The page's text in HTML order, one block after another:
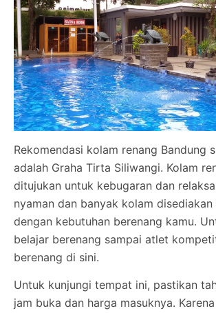
Rekomendasi kolam renang Bandung
adalah Graha Tirta Siliwangi. Kolam
ditujukan untuk kebugaran dan
nyaman dan banyak kolam disediakan
dengan kebutuhan berenang kamu.
belajar berenang sampai atlet
berenang di sini.
Untuk kunjungi tempat ini, pastikan
jam buka dan harga masuknya.